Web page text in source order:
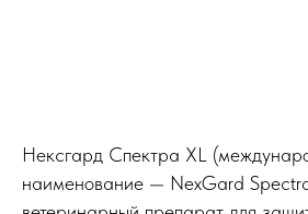
Нексгард Спектра XL
наименование — NexGard